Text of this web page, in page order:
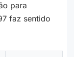
para
faz sentido